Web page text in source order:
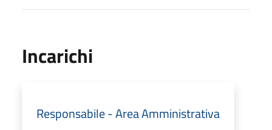
Incarichi
Responsabile - Area Amministrativa